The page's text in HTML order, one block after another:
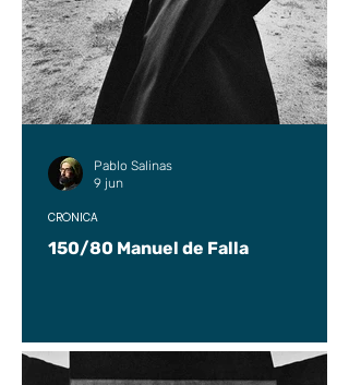
150/80 Manuel de Falla
CRÓNICA
Pablo Salinas
9 jun